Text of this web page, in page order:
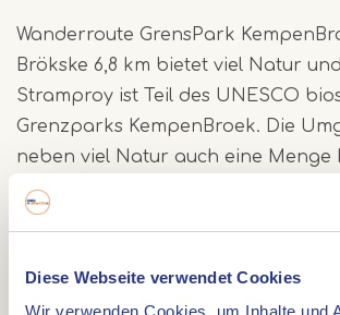
Diese Webseite verwendet Cookies
Wir verwenden Cookies, um Inhalte und
Wanderroute GrensPark
Brökske 6,8 km bietet viel Natur
Stramproy ist Teil des UNESCO
Grenzparks KempenBroek. Die
neben viel Natur auch eine Menge
verschiedenen Wegkreuzen, der